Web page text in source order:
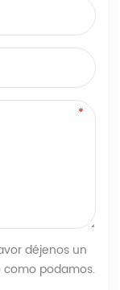
déjenos un
podamos.